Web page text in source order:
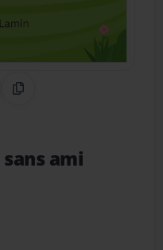
Pinterest
CodeCopy Link
ami